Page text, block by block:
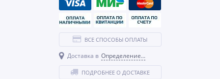
ВСЕ СПОСОБЫ ОПЛАТЫ
Доставка в Определение...
ПОДРОБНЕЕ О ДОСТАВКЕ